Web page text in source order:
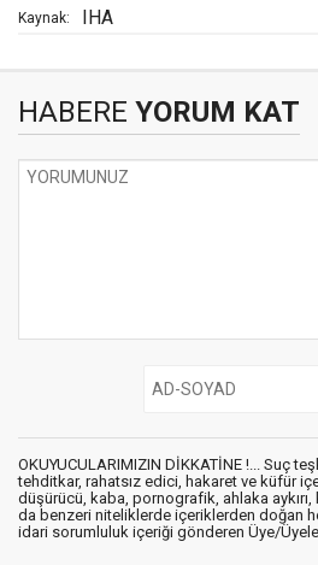
Kaynak: IHA
HABERE YORUM KAT
OKUYUCULARIMIZIN DİKKATİNE !... Suç
tehditkar, rahatsız edici, hakaret ve küfür
düşürücü, kaba, pornografik, ahlaka aykırı,
da benzeri niteliklerde içeriklerden doğan
idari sorumluluk içeriği gönderen Üye/